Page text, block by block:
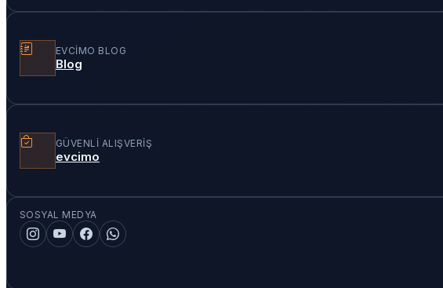
EVCIMO BLOG
Blog
GÜVENLI ALIŞVERIŞ
evcimo
SOSYAL MEDYA